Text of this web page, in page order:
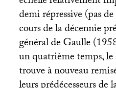
demi répressive (pas
cours de la décennie
général de Gaulle
un quatrième temps, le
trouve à nouveau